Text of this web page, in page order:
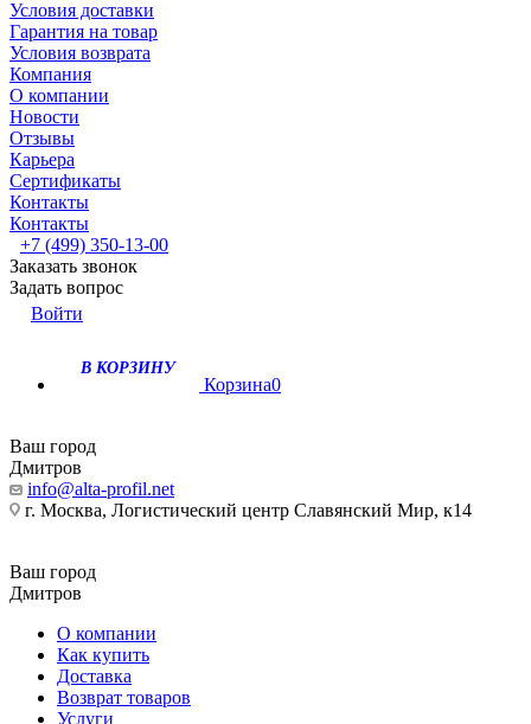
Условия доставки
Гарантия на товар
Условия возврата
Компания
О компании
Новости
Отзывы
Карьера
Сертификаты
Контакты
Контакты
+7 (499) 350-13-00
Заказать звонок
Задать вопрос
Войти
В КОРЗИНУ
Корзина0
Ваш город
Дмитров
info@alta-profil.net
г. Москва, Логистический центр Славянский Мир, к14
Ваш город
Дмитров
О компании
Как купить
Доставка
Возврат товаров
Услуги